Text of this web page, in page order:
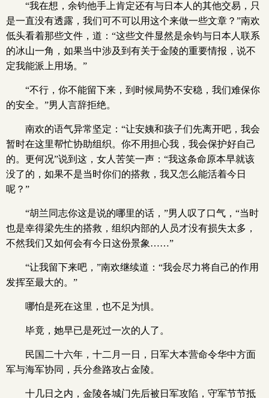
“我在想，余钧他手上肯定还有与日本人的其他交易，只
是一直没有透露，我们可不可以用这个来做一些文章？”南欢
低头看着那些文件，道：“这些文件显然是余钧与日本人联系
的冰山一角，如果当中涉及到有关于金陵的重要情报，说不
定我能派上用场。”
“不行，你不能留下来，到时候局势不安稳，我们难保你
的安全。”男人言辞拒绝。
南欢的语气异常坚定：“让安姨和孩子们先离开吧，我会
暂时在这里帮忙协助组织。你不用担心我，我会保护好自己
的。更何况”说到这，女人苦笑一声：“我这条命原本早就该
没了的，如果不是当时你们的搭救，我又怎么能活着今日
呢？”
“胡兰同志你这是说的哪里的话，”男人叹了口气，“当时
也是幸得梁先生的搭救，组织内部的人员才没有损失太多，
不然我们又如何会有今日这份景象……”
“让我留下来吧，”南欢继续道：“我会尽力将自己的作用
发挥至最大的。”
哪怕是死在这里，也不足为惧。
毕竟，她早已是死过一次的人了。
民国二十六年，十二月一日，日军大本营命令华中方面
军与海军协同，兵分叁路攻占金陵。
十几日之内，金陵各城门先后被日军攻陷，守军节节抵